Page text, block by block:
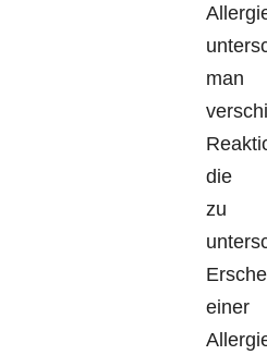
man
die
zu
einer